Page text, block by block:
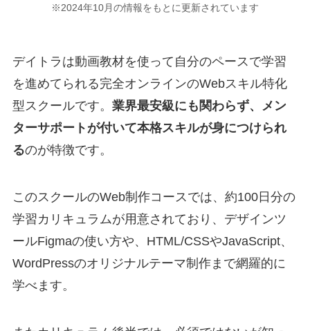
※2024年10月の情報をもとに更新されています
デイトラは動画教材を使って自分のペースで学習
を進めてられる完全オンラインのWebスキル特化
型スクールです。 業界最安級にも関わらず、メン
ターサポートが付いて本格スキルが身につけられ
るのが特徴です。
このスクールのWeb制作コースでは、約100日分の
学習カリキュラムが用意されており、デザインツ
ールFigmaの使い方や、HTML/CSSやJavaScript、
WordPressのオリジナルテーマ制作まで網羅的に
学べます。